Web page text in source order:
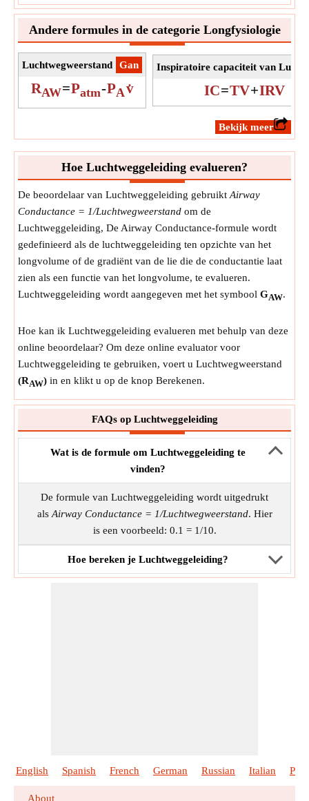
Andere formules in de categorie Longfysiologie
​Gan
Luchtwegweerstand
RAW=Patm-PAv̇
Inspiratoire capaciteit van Lung
IC=TV+IRV
​Bekijk meer
Hoe Luchtweggeleiding evalueren?
De beoordelaar van Luchtweggeleiding gebruikt Airway
Conductance = 1/Luchtwegweerstand om de
Luchtweggeleiding, De Airway Conductance-formule wordt
gedefinieerd als de luchtweggeleiding ten opzichte van het
longvolume of de gradiënt van de lie die de conductantie laat
zien als een functie van het longvolume, te evalueren.
Luchtweggeleiding wordt aangegeven met het symbool GAW.
Hoe kan ik Luchtweggeleiding evalueren met behulp van deze
online beoordelaar? Om deze online evaluator voor
Luchtweggeleiding te gebruiken, voert u Luchtwegweerstand
(RAW) in en klikt u op de knop Berekenen.
FAQs op Luchtweggeleiding
Wat is de formule om Luchtweggeleiding te
vinden?
De formule van Luchtweggeleiding wordt uitgedrukt
als Airway Conductance = 1/Luchtwegweerstand. Hier
is een voorbeeld: 0.1 = 1/10.
Hoe bereken je Luchtweggeleiding?
English Spanish French German Russian Italian
About